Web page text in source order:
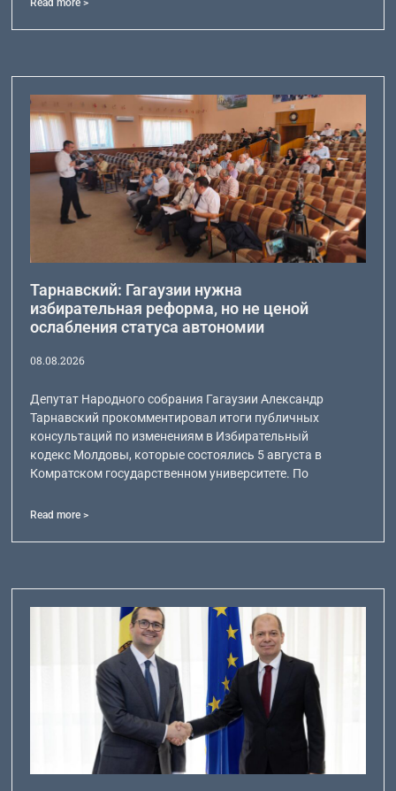
Read more >
Тарнавский: Гагаузии нужна
избирательная реформа, но не ценой
ослабления статуса автономии
08.08.2026
Депутат Народного собрания Гагаузии Александр
Тарнавский прокомментировал итоги публичных
консультаций по изменениям в Избирательный
кодекс Молдовы, которые состоялись 5 августа в
Комратском государственном университете. По
Read more >